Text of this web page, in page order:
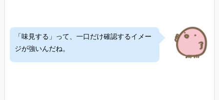
「味見する」って、一口だけ確認するイメー
ジが強いんだね。